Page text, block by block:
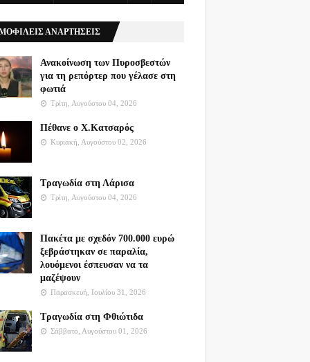
ΑΝΑΡΤΗΣΕΙΣ
Ανακοίνωση των Πυροσβεστών
για τη ρεπόρτερ που γέλασε στη
φωτιά
Τρίτη, Αυγούστου 04, 2026
Πέθανε ο Χ.Κατσαρός
Κυριακή, Αυγούστου 02, 2026
Τραγωδία στη Λάρισα
Τρίτη, Αυγούστου 04, 2026
Πακέτα με σχεδόν 700.000 ευρώ
ξεβράστηκαν σε παραλία,
λουόμενοι έσπευσαν να τα
μαζέψουν
Παρασκευή, Ιουλίου 31, 2026
Τραγωδία στη Φθιώτιδα
Σάββατο, Αυγούστου 01, 2026